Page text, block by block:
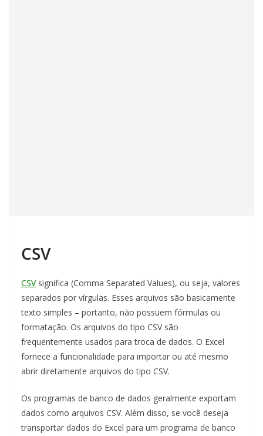
CSV
CSVsignifica (Comma Separated Values), ou seja, valores
separados por vírgulas. Esses arquivos são basicamente
texto simples – portanto, não possuem fórmulas ou
formatação. Os arquivos do tipo CSV são
frequentemente usados para troca de dados. O Excel
fornece a funcionalidade para importar ou até mesmo
abrir diretamente arquivos do tipo CSV.
Os programas de banco de dados geralmente exportam
dados como arquivos CSV. Além disso, se você deseja
transportar dados do Excel para um programa de banco